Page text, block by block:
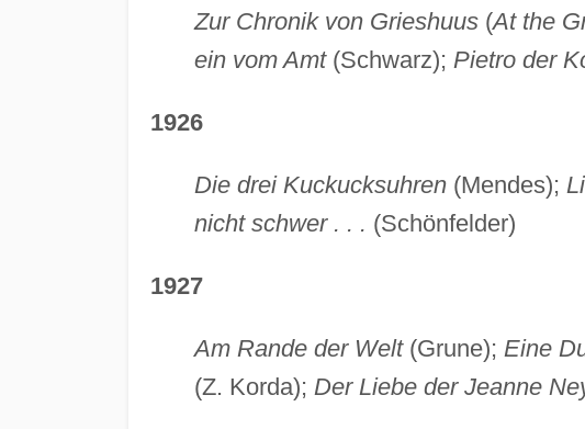
Zur Chronik von Grieshuus(At the
ein vom Amt(Schwarz); Pietro der
1926
Die drei Kuckucksuhren(Mendes);
nicht schwer . . . (Schönfelder)
1927
Am Rande der Welt(Grune); Eine
(Z. Korda); Der Liebe der Jeanne